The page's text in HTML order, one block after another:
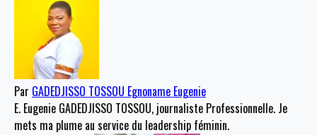
Par GADEDJISSO TOSSOU Egnoname Eugenie
E. Eugenie GADEDJISSO TOSSOU, journaliste Professionnelle. Je
mets ma plume au service du leadership féminin.